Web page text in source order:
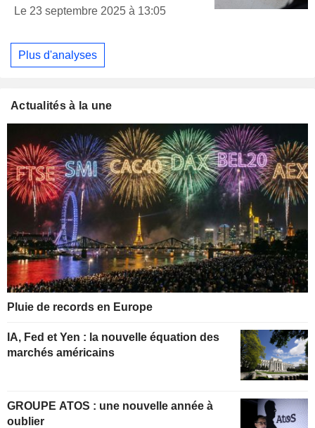
Le 23 septembre 2025 à 13:05
Plus d'analyses
Actualités à la une
Pluie de records en Europe
IA, Fed et Yen : la nouvelle équation des
marchés américains
GROUPE ATOS : une nouvelle année à
oublier